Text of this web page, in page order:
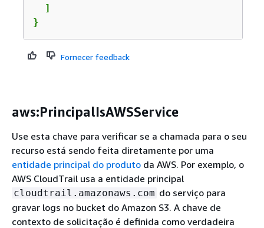
  ]
}
Fornecer feedback
aws:PrincipalIsAWSService
Use esta chave para verificar se a chamada para o seu
recurso está sendo feita diretamente por uma
entidade principal do produto da AWS. Por exemplo, o
AWS CloudTrail usa a entidade principal
cloudtrail.amazonaws.com do serviço para
gravar logs no bucket do Amazon S3. A chave de
contexto de solicitação é definida como verdadeira